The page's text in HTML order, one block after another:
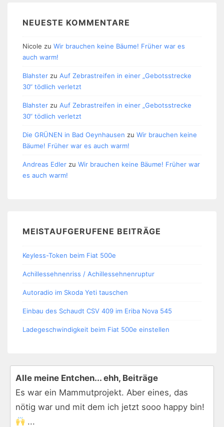
NEUESTE KOMMENTARE
Nicole zu Wir brauchen keine Bäume! Früher war es
auch warm!
Blahster zu Auf Zebrastreifen in einer „Gebotsstrecke
30“ tödlich verletzt
Blahster zu Auf Zebrastreifen in einer „Gebotsstrecke
30“ tödlich verletzt
Die GRÜNEN in Bad Oeynhausen zu Wir brauchen keine
Bäume! Früher war es auch warm!
Andreas Edler zu Wir brauchen keine Bäume! Früher war
es auch warm!
MEISTAUFGERUFENE BEITRÄGE
Keyless-Token beim Fiat 500e
Achillessehnenriss / Achillessehnenruptur
Autoradio im Skoda Yeti tauschen
Einbau des Schaudt CSV 409 im Eriba Nova 545
Ladegeschwindigkeit beim Fiat 500e einstellen
Alle meine Entchen... ehh, Beiträge
Es war ein Mammutprojekt. Aber eines, das
nötig war und mit dem ich jetzt sooo happy bin!
...